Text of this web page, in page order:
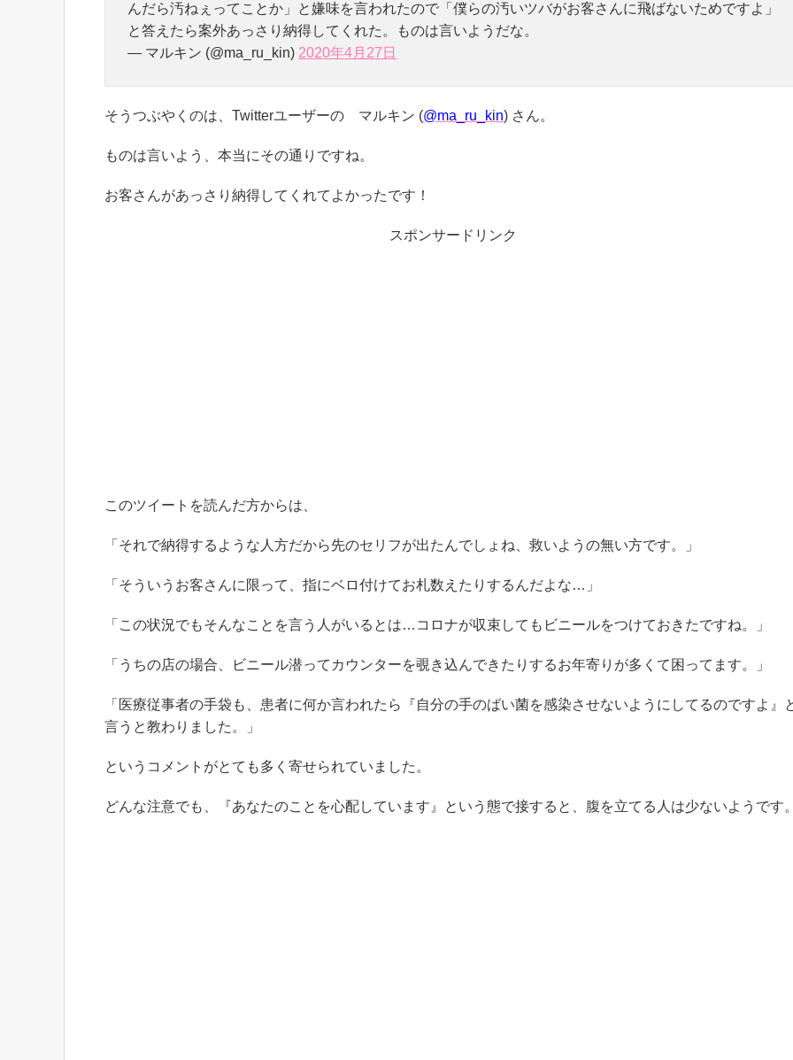
んだら汚ねぇってことか」と嫌味を言われたので「僕らの汚いツバがお客さんに飛ばないためですよ」
と答えたら案外あっさり納得してくれた。ものは言いようだな。
— マルキン (@ma_ru_kin) 2020年4月27日
そうつぶやくのは、Twitterユーザーの マルキン (@ma_ru_kin) さん。
ものは言いよう、本当にその通りですね。
お客さんがあっさり納得してくれてよかったです！
スポンサードリンク
このツイートを読んだ方からは、
「それで納得するような人方だから先のセリフが出たんでしょね、救いようの無い方です。」
「そういうお客さんに限って、指にベロ付けてお札数えたりするんだよな…」
「この状況でもそんなことを言う人がいるとは…コロナが収束してもビニールをつけておきたですね。」
「うちの店の場合、ビニール潜ってカウンターを覗き込んできたりするお年寄りが多くて困ってます。」
「医療従事者の手袋も、患者に何か言われたら『自分の手のばい菌を感染させないようにしてるのですよ』
言うと教わりました。」
というコメントがとても多く寄せられていました。
どんな注意でも、『あなたのことを心配しています』という態で接すると、腹を立てる人は少ないようです